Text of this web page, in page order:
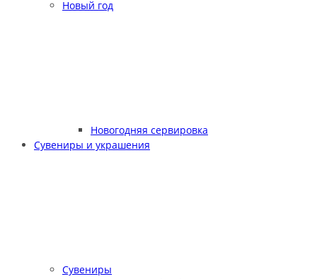
Новый год
Новогодняя сервировка
Сувениры и украшения
Сувениры